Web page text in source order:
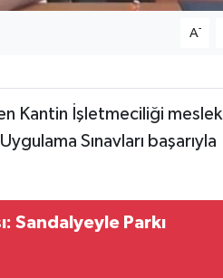
A-
Kantin İşletmeciliği meslek
Sınavları başarıyla
Sandalyeyle Parkı